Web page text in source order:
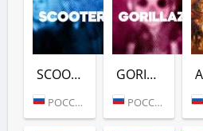
SCOOTER (DFM)
РОССИЯ (МОСКВА)
GORILLAZ (DFM)
РОССИЯ (МОСКВА)